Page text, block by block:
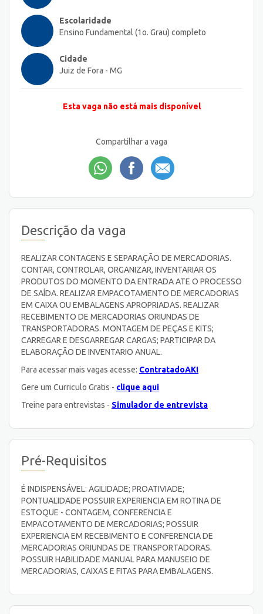
Escolaridade
Ensino Fundamental (1o. Grau) completo
Cidade
Juiz de Fora - MG
Esta vaga não está mais disponível
Compartilhar a vaga
Descrição da vaga
REALIZAR CONTAGENS E SEPARAÇÃO DE MERCADORIAS.
CONTAR, CONTROLAR, ORGANIZAR, INVENTARIAR OS
PRODUTOS DO MOMENTO DA ENTRADA ATE O PROCESSO
DE SAÍDA. REALIZAR EMPACOTAMENTO DE MERCADORIAS
EM CAIXA OU EMBALAGENS APROPRIADAS. REALIZAR
RECEBIMENTO DE MERCADORIAS ORIUNDAS DE
TRANSPORTADORAS. MONTAGEM DE PEÇAS E KITS;
CARREGAR E DESGARREGAR CARGAS; PARTICIPAR DA
ELABORAÇÃO DE INVENTARIO ANUAL.
Para acessar mais vagas acesse: ContratadoAKI
Gere um Curriculo Gratis - clique aqui
Treine para entrevistas - Simulador de entrevista
Pré-Requisitos
É INDISPENSÁVEL: AGILIDADE; PROATIVIADE;
PONTUALIDADE POSSUIR EXPERIENCIA EM ROTINA DE
ESTOQUE - CONTAGEM, CONFERENCIA E
EMPACOTAMENTO DE MERCADORIAS; POSSUIR
EXPERIENCIA EM RECEBIMENTO E CONFERENCIA DE
MERCADORIAS ORIUNDAS DE TRANSPORTADORAS.
POSSUIR HABILIDADE MANUAL PARA MANUSEIO DE
MERCADORIAS, CAIXAS E FITAS PARA EMBALAGENS.